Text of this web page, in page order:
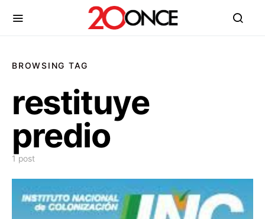
BROWSING TAG
restituye
predio
1 post